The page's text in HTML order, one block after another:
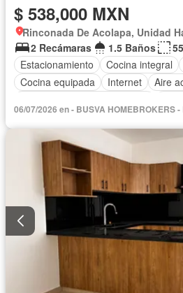
$ 538,000 MXN
2 Recámaras
1.5 Baños
Estacionamiento
Cocina integral
Cocina equipada
Internet
Aire
Cuarto de Limpieza
Televisión
Despacho
Recámara con closet
06/07/2026 en - BUSVA HOMEBROKERS